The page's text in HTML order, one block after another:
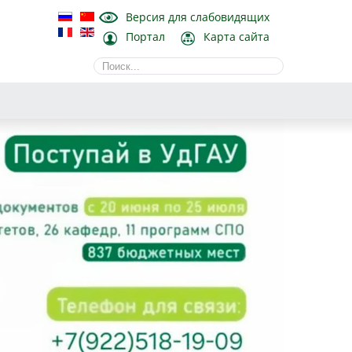
Версия для слабовидящих
Портал
Карта сайта